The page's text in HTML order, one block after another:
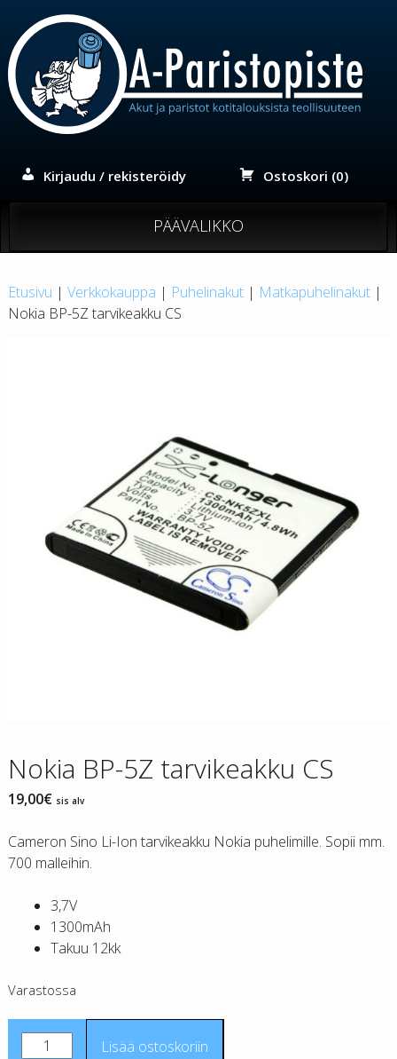
sisältöön
Kirjaudu / rekisteröidy Ostoskori (0)
PÄÄVALIKKO
Etusivu | Verkkokauppa | Puhelinakut| Matkapuhelinakut|
Nokia BP-5Z tarvikeakku CS
Nokia BP-5Z tarvikeakku CS
19,00€ sis alv
Cameron Sino Li-Ion tarvikeakku Nokia puhelimille. Sopii mm.
700 malleihin.
3,7V
1300mAh
Takuu 12kk
Varastossa
Nokia
Lisää ostoskoriin